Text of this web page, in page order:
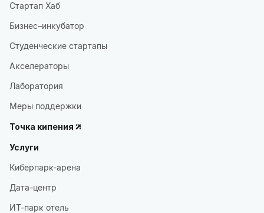
Стартап Хаб
Бизнес–инкубатор
Студенческие стартапы
Акселераторы
Лаборатория
Меры поддержки
Точка кипения
Услуги
Киберпарк-арена
Дата-центр
ИТ-парк отель